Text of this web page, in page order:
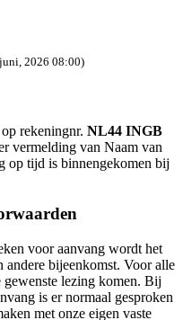
2026 08:00)
rekeningnr. NL44 INGB
vermelding van Naam van
op tijd is binnengekomen bij
voor aanvang wordt het
andere bijeenkomst. Voor alle
gewenste lezing komen. Bij
is er normaal gesproken
met onze eigen vaste